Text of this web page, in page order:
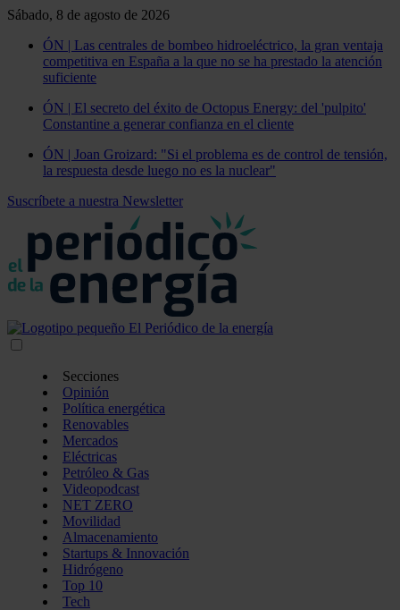
Sábado, 8 de agosto de 2026
ÓN | Las centrales de bombeo hidroeléctrico, la gran ventaja
competitiva en España a la que no se ha prestado la atención
suficiente
ÓN | El secreto del éxito de Octopus Energy: del 'pulpito'
Constantine a generar confianza en el cliente
ÓN | Joan Groizard: "Si el problema es de control de tensión,
la respuesta desde luego no es la nuclear"
Suscríbete a nuestra Newsletter
Secciones
Opinión
Política energética
Renovables
Mercados
Eléctricas
Petróleo & Gas
Videopodcast
NET ZERO
Movilidad
Almacenamiento
Startups & Innovación
Hidrógeno
Top 10
Tech